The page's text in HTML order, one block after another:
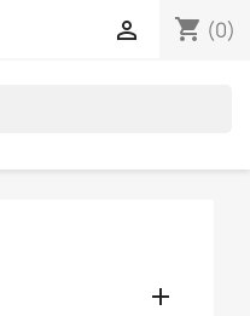
shopping_cart (0)

